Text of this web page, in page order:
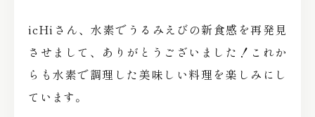
icHiさん、水素でうるみえびの新食感を再発見
させまして、ありがとうございました！これか
らも水素で調理した美味しい料理を楽しみにし
ています。